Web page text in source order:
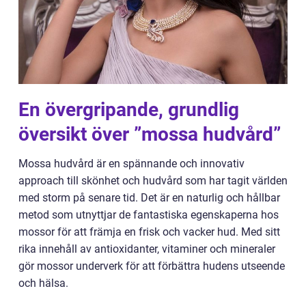
En övergripande, grundlig
översikt över ”mossa hudvård”
Mossa hudvård är en spännande och innovativ
approach till skönhet och hudvård som har tagit världen
med storm på senare tid. Det är en naturlig och hållbar
metod som utnyttjar de fantastiska egenskaperna hos
mossor för att främja en frisk och vacker hud. Med sitt
rika innehåll av antioxidanter, vitaminer och mineraler
gör mossor underverk för att förbättra hudens utseende
och hälsa.